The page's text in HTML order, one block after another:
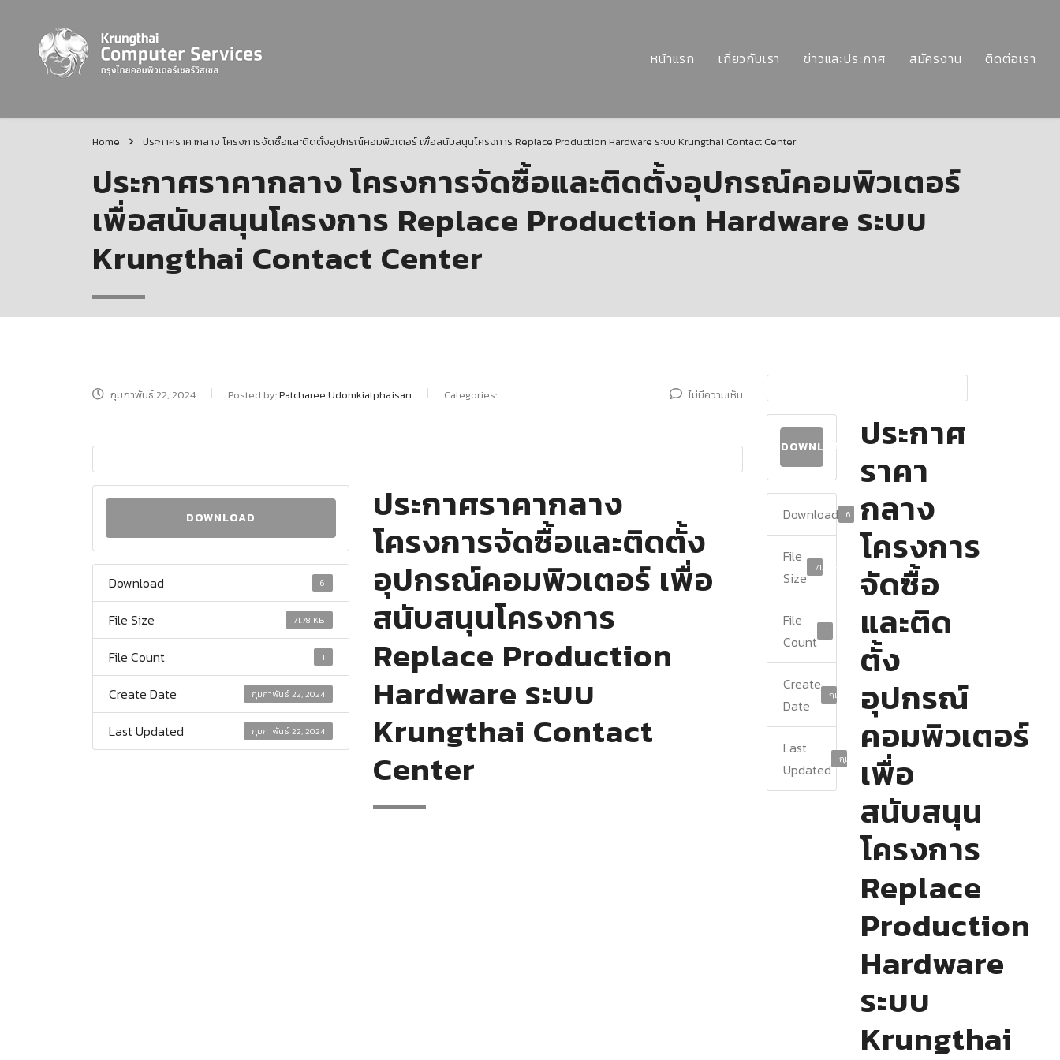
หน้าแรก เกี่ยวกับเรา ข่าวและประกาศ สมัครงาน ติดต่อเรา
Home ประกาศราคากลาง โครงการจัดซื้อและติดตั้งอุปกรณ์คอมพิวเตอร์ เพื่อสนับสนุนโครงการ Replace Production Hardware ระบบ Krungthai Contact Center
ประกาศราคากลาง โครงการจัดซื้อและติดตั้งอุปกรณ์คอมพิวเตอร์
เพื่อสนับสนุนโครงการ Replace Production Hardware ระบบ
Krungthai Contact Center
กุมภาพันธ์ 22, 2024 Posted by:Patcharee Udomkiatphaisan Categories: ไม่มีความเห็น
DOWNLOAD
Download 6
File Size 71.78 KB
File Count 1
Create Date กุมภาพันธ์ 22, 2024
Last Updated กุมภาพันธ์ 22, 2024
ประกาศราคากลาง
โครงการจัดซื้อและติดตั้ง
อุปกรณ์คอมพิวเตอร์ เพื่อ
สนับสนุนโครงการ
Replace Production
Hardware ระบบ
Krungthai Contact
Center
DOWNLOAD
Download 6
File
Size
71.78 KB
File
Count
1
Create
Date
กุมภาพันธ์ 22, 2024
Last
Updated
กุมภาพันธ์ 22, 2024
ประกาศ
ราคา
กลาง
โครงการ
จัดซื้อ
และติด
ตั้ง
อุปกรณ์
คอมพิวเตอร์
เพื่อ
สนับสนุน
โครงการ
Replace
Production
Hardware
ระบบ
Krungthai